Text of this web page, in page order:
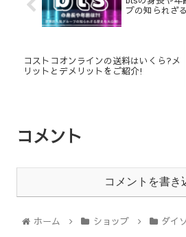
プの知られざ
コストコオンラインの送料はいくら?メ
リットとデメリットをご紹介!
コメント
コメントを書き
ホーム ショップ ダイ